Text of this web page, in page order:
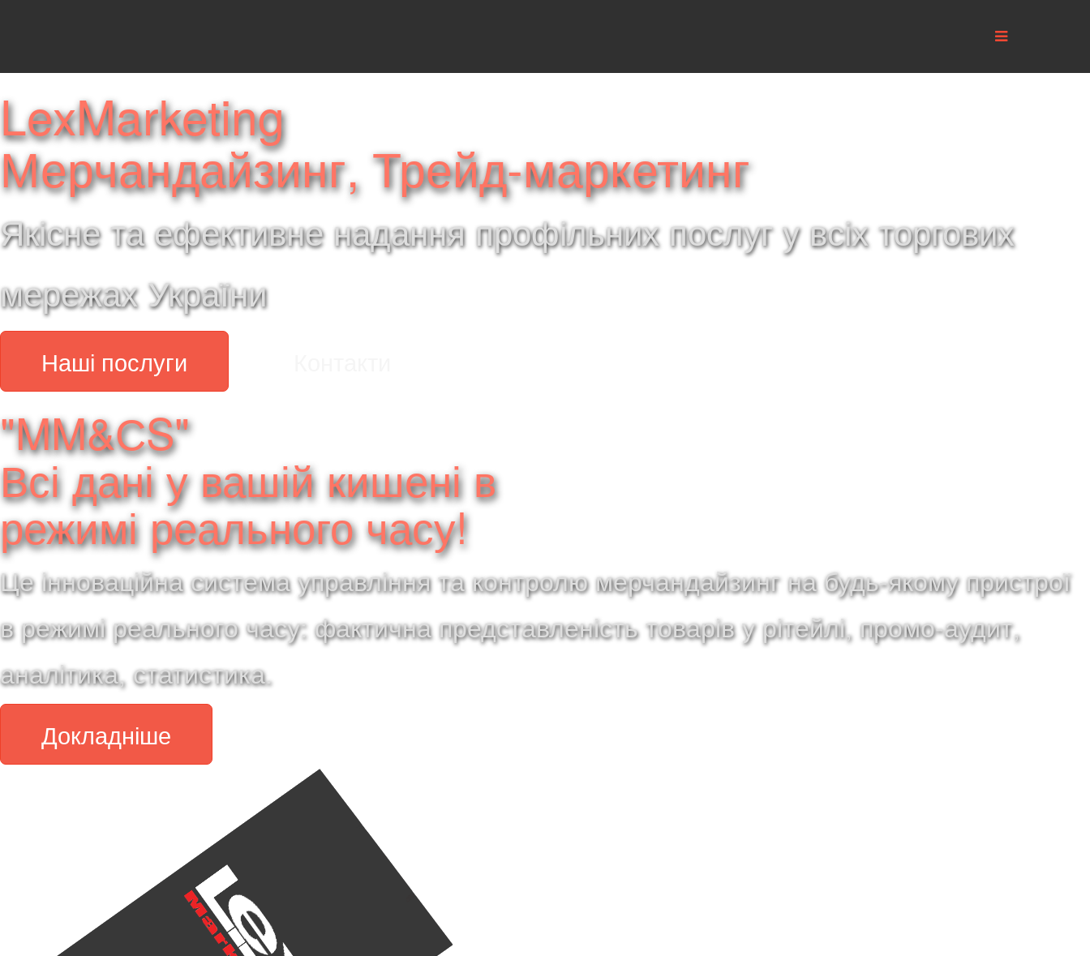
LexMarketing
Мерчандайзинг, Трейд-маркетинг
Якісне та ефективне надання профільних послуг у всіх торгових
мережах України
Наші послуги
"MM&СS"
Всі дані у вашій кишені в
режимі реального часу!
Це інноваційна система управління та контролю мерчандайзинг на будь-якому пристрої
в режимі реального часу: фактична представленість товарів у рітейлі, промо-аудит,
аналітика, статистика.
Докладніше